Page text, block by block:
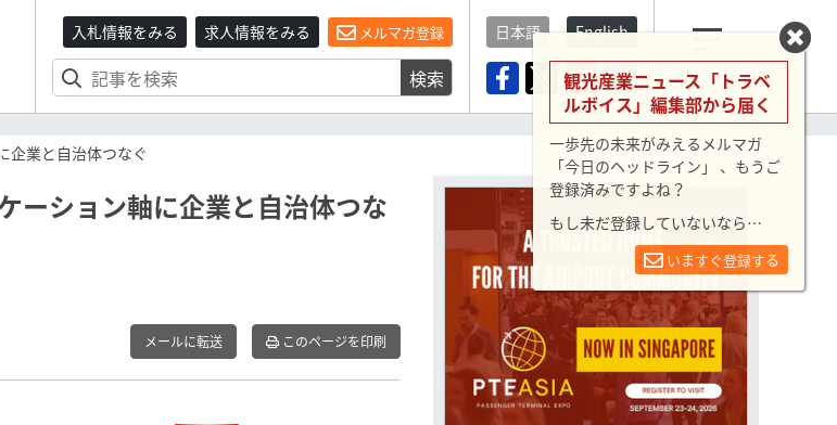
入札情報をみる 求人情報をみる メルマガ登録
検索
日本語 English
メニュー
企業と自治体つなぐ
ーション軸に企業と自治体つな
メールに転送 このページを印刷
観光産業ニュース「トラベ
ルボイス」編集部から届く
一歩先の未来がみえるメルマガ
「今日のヘッドライン」 、もうご
登録済みですよね？
もし未だ登録していないなら…
いますぐ登録する